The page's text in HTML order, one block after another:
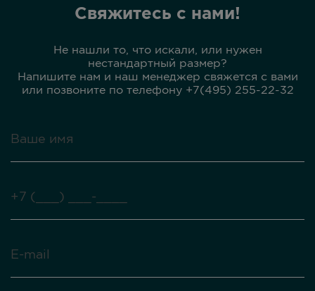
Свяжитесь с нами!
Не нашли то, что искали, или нужен
нестандартный размер?
Напишите нам и наш менеджер свяжется с вами
или позвоните по телефону +7(495) 255-22-32